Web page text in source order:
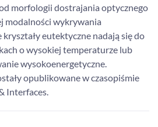
morfologii dostrajania optycznego
modalności wykrywania
eutektyczne nadają się do
o wysokiej temperaturze lub
wysokoenergetyczne.
opublikowane w czasopiśmie
Interfaces.